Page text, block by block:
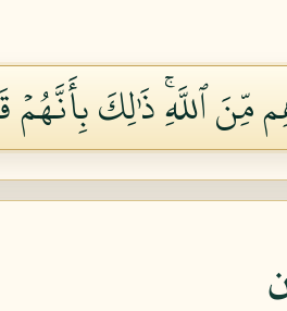
ٱللَّهِۚ ذَٰلِكَ بِأَنَّهُمۡ